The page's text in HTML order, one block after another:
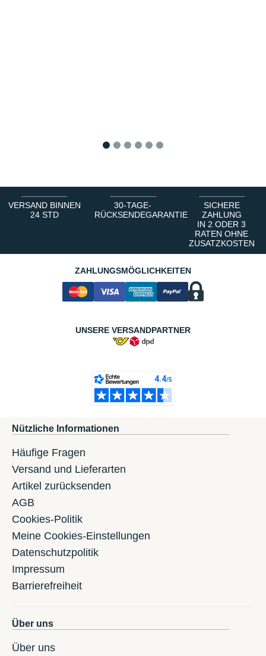
VERSAND BINNEN
24 STD
30-TAGE-
RÜCKSENDEGARANTIE
SICHERE
ZAHLUNG
IN 2 ODER 3
RATEN OHNE
ZUSATZKOSTEN
ZAHLUNGSMÖGLICHKEITEN
UNSERE VERSANDPARTNER
Nützliche Informationen
Häufige Fragen
Versand und Lieferarten
Artikel zurücksenden
AGB
Cookies-Politik
Meine Cookies-Einstellungen
Datenschutzpolitik
Impressum
Barrierefreiheit
Über uns
Über uns